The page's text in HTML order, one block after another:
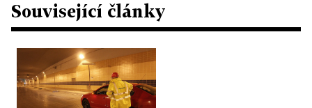
Související články